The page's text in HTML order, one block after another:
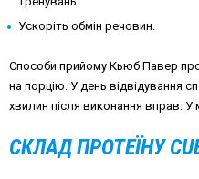
Уcкоріть обмін речовин.
Способи прийому Кьюб Павер
на порцію. У день відвідування
хвилин після виконання вправ.
СКЛАД ПРОТЕЇНУ